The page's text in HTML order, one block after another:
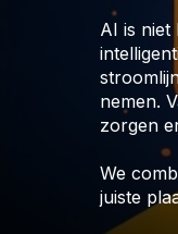
AI is niet
nemen.
zorgen
We
juiste